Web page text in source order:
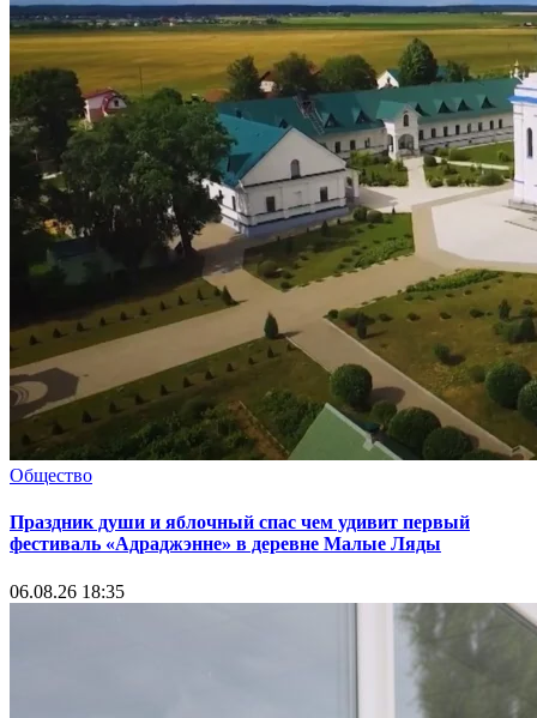
Общество
Праздник души и яблочный спас чем удивит первый
фестиваль «Адраджэнне» в деревне Малые Ляды
06.08.26 18:35